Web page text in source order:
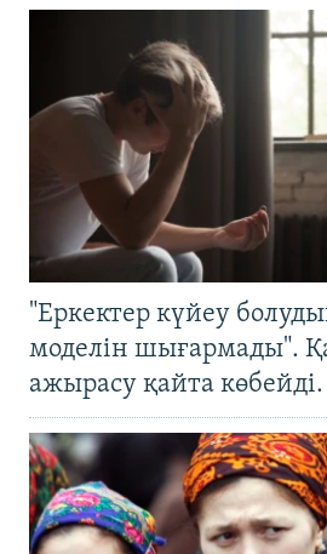
"Еркектер күйеу
моделін шығармады".
ажырасу қайта